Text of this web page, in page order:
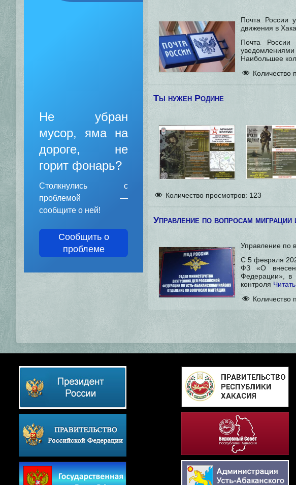
Не убран
мусор, яма на
дороге, не
горит фонарь?
Столкнулись с
проблемой —
сообщите о ней!
Сообщить о
проблеме
Почта России
движения в
Почта России
Наибольшее
Количество
Ты нужен Родине
Количество просмотров: 123
Управление по вопросам миграции
Управление по
С 5 февраля
ФЗ «О
Федерации», в
контроля
Количество